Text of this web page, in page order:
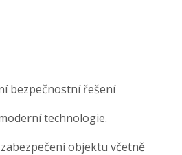
bezpečnostní řešení
technologie.
objektu včetně